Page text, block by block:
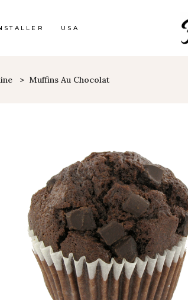
USA
> Muffins Au Chocolat